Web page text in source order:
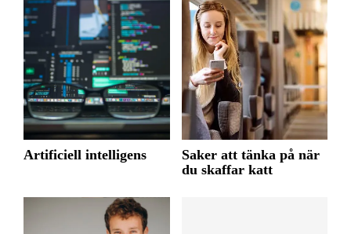
Artificiell intelligens
Saker att tänka på när
du skaffar katt